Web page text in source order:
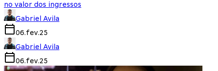
no valor dos ingressos
Gabriel Avila
06.fev.25
Gabriel Avila
06.fev.25